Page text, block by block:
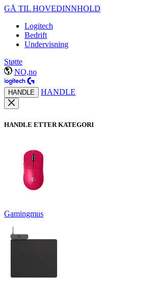
GÅ TIL HOVEDINNHOLD
Logitech
Bedrift
Undervisning
Støtte
NO,no
HANDLE HANDLE
HANDLE ETTER KATEGORI
Gamingmus